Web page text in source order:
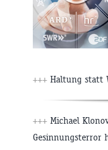
+++ Haltung statt
+++ Michael
Gesinnungsterror